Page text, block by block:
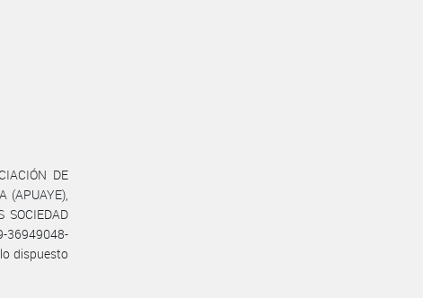
DE
(APUAYE),
36949048-
dispuesto